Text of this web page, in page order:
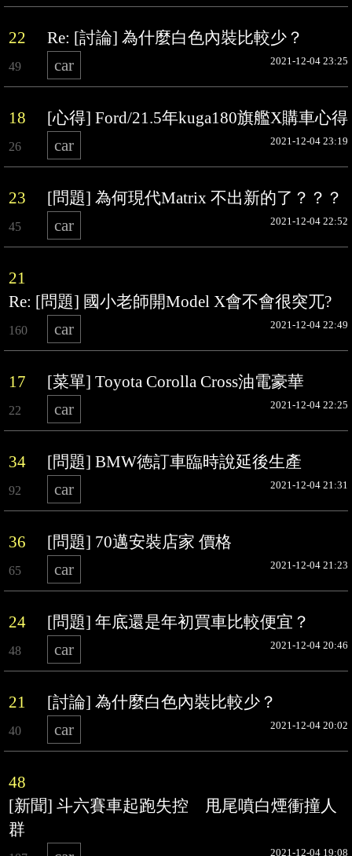
22 Re: [討論] 為什麼白色內裝比較少？
49 car 2021-12-04 23:25
18 [心得] Ford/21.5年kuga180旗艦X購車心得
26 car 2021-12-04 23:19
23 [問題] 為何現代Matrix 不出新的了？？？
45 car 2021-12-04 22:52
21
Re: [問題] 國小老師開Model X會不會很突兀?
160 car 2021-12-04 22:49
17 [菜單] Toyota Corolla Cross油電豪華
22 car 2021-12-04 22:25
34 [問題] BMW徳訂車臨時說延後生產
92 car 2021-12-04 21:31
36 [問題] 70邁安裝店家 價格
65 car 2021-12-04 21:23
24 [問題] 年底還是年初買車比較便宜？
48 car 2021-12-04 20:46
21 [討論] 為什麼白色內裝比較少？
40 car 2021-12-04 20:02
48
[新聞] 斗六賽車起跑失控 甩尾噴白煙衝撞人
群
2021-12-04 19:08